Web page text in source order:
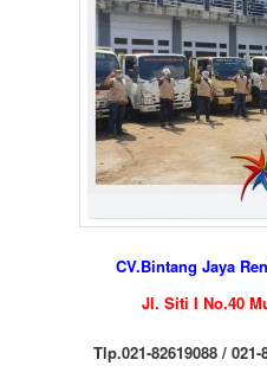
CV.Bintang Jaya
Jl. Siti I No.40
Tlp.021-82619088 / 021-